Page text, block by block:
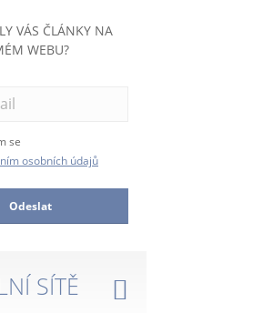
se
osobních údajů
Odeslat
SÍTĚ